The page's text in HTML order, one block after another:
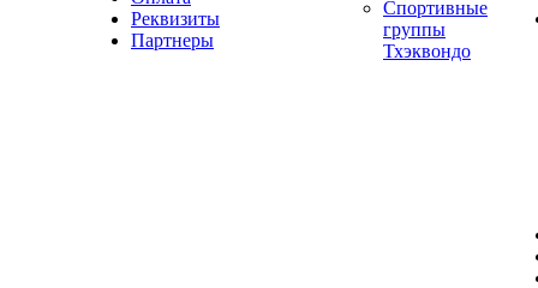
Реквизиты
Партнеры
Спортивные
группы
Тхэквондо